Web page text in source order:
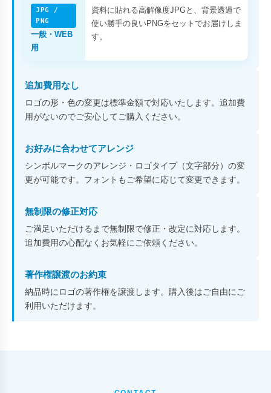
JPG /
PNG
一般・WEB
用
資料に貼れる高解像度JPGと、背景透過で
使い勝手の良いPNGをセットでお届けしま
す。
追加費用なし
ロゴの形・色の変更は標準金額で対応いたします。追加費
用がないのでご安心してご購入ください。
お好みに合わせてアレンジ
シンボルマークのアレンジ・ロゴタイプ（文字部分）の変
更が可能です。フォントもご希望に応じて変更できます。
無制限の修正対応
ご満足いただけるまで無制限で修正・改定に対応します。
追加費用の心配なくお気軽にご依頼ください。
著作権譲渡のお約束
納品時にロゴの著作権を譲渡します。購入後はご自由にご
利用いただけます。